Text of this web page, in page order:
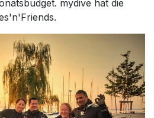
mydive hat die